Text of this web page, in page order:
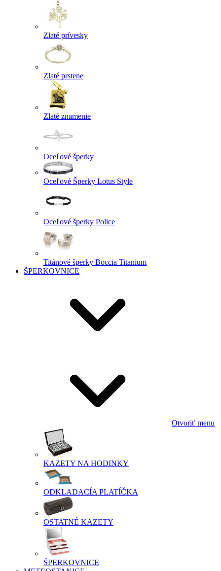
Zlaté prívesky
Zlaté prstene
Zlaté znamenie
Oceľové šperky
Oceľové Šperky Lotus Style
Oceľové šperky Police
Titánové šperky Boccia Titanium
ŠPERKOVNICE
Otvoriť menu
KAZETY NA HODINKY
ODKLADACÍA PLATÍČKA
OSTATNÉ KAZETY
ŠPERKOVNICE